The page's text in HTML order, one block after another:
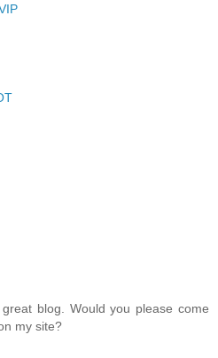
blog. Would you please come
my site?